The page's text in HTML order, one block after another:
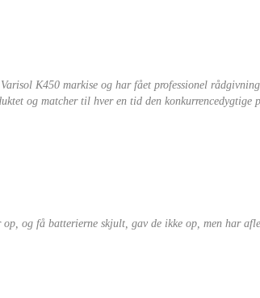
K450 markise og har fået professionel
og matcher til hver en tid den konkurrencedygtige
og få batterierne skjult, gav de ikke op, men har